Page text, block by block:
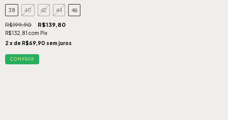
38 40 42 44 46
R$199,90 R$139,80
R$132,81 com Pix
2 x de R$69,90 sem juros
COMPRAR